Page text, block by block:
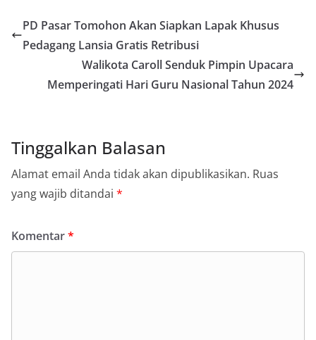
PD Pasar Tomohon Akan Siapkan Lapak Khusus
Pedagang Lansia Gratis Retribusi
Walikota Caroll Senduk Pimpin Upacara
Memperingati Hari Guru Nasional Tahun 2024
Tinggalkan Balasan
Alamat email Anda tidak akan dipublikasikan. Ruas
yang wajib ditandai *
Komentar*